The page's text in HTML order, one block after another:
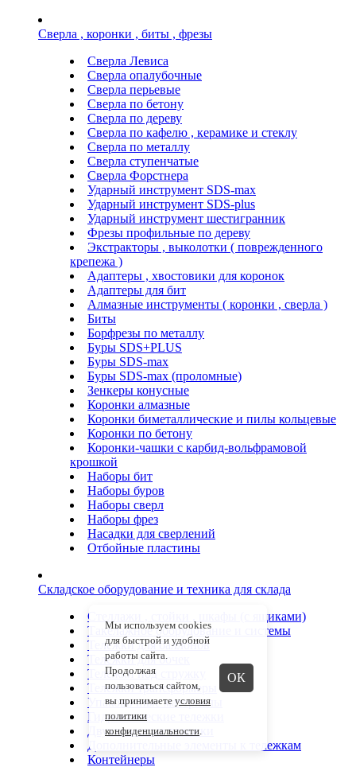
Сверла , коронки , биты , фрезы
Сверла Левиса
Сверла опалубочные
Сверла перьевые
Сверла по бетону
Сверла по дереву
Сверла по кафелю , керамике и стеклу
Сверла по металлу
Сверла ступенчатые
Сверла Форстнера
Ударный инструмент SDS-max
Ударный инструмент SDS-plus
Ударный инструмент шестигранник
Фрезы профильные по дереву
Экстракторы , выколотки ( поврежденного
крепежа )
Адаптеры , хвостовики для коронок
Адаптеры для бит
Алмазные инструменты ( коронки , сверла )
Биты
Борфрезы по металлу
Буры SDS+PLUS
Буры SDS-max
Буры SDS-max (проломные)
Зенкеры конусные
Коронки алмазные
Коронки биметаллические и пилы кольцевые
Коронки по бетону
Коронки-чашки с карбид-вольфрамовой
крошкой
Наборы бит
Наборы буров
Наборы сверл
Наборы фрез
Насадки для сверлений
Отбойные пластины
Складское оборудование и техника для склада
Стеллажи , стойки , шкафы (с ящиками)
Такелажное оборудование и системы
Тележки для баллонов
Тележки для бочек
Тележки под стружку
Тележки трансформеры
Упаковочные материалы
Гидравлические тележки
Двухколесные тележки
Дополнительные элементы к тележкам
Контейнеры
Мы используем cookies
для быстрой и удобной
работы сайта.
Продолжая
пользоваться сайтом,
вы принимаете условия
политики
конфиденциальности.
ОК